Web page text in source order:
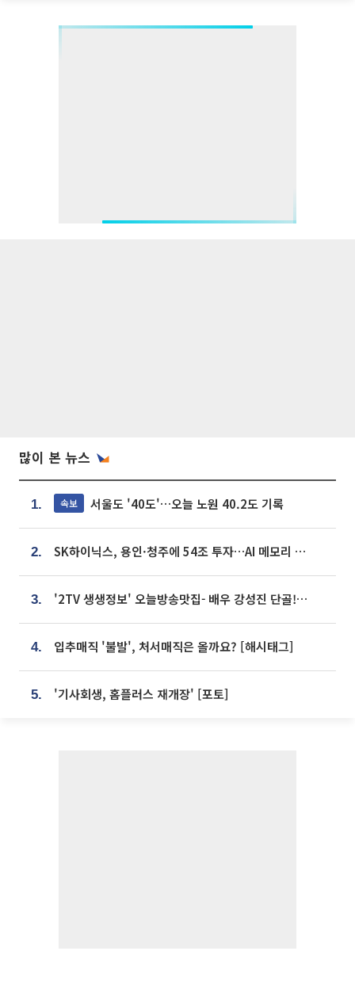
많이 본 뉴스
1. 속보 서울도 '40도'…오늘 노원 40.2도 기록
2. SK하이닉스, 용인·청주에 54조 투자…AI 메모리 생산기지 키운다
3. '2TV 생생정보' 오늘방송맛집- 배우 강성진 단골! 쌀국수ㆍ푸팟퐁 커리 맛집 '블○○○'
4. 입추매직 '불발', 처서매직은 올까요? [해시태그]
5. '기사회생, 홈플러스 재개장' [포토]